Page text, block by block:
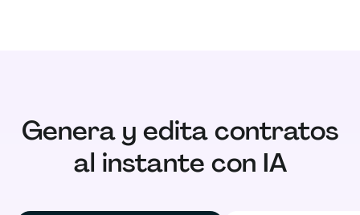
Genera y edita contratos
al instante con IA